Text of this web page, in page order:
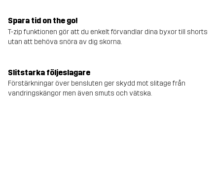
Spara tid on the go!
T-zip funktionen gör att du enkelt förvandlar dina byxor till shorts
utan att behöva snöra av dig skorna.
Slitstarka följeslagare
Förstärkningar över bensluten ger skydd mot slitage från
vandringskängor men även smuts och vätska.